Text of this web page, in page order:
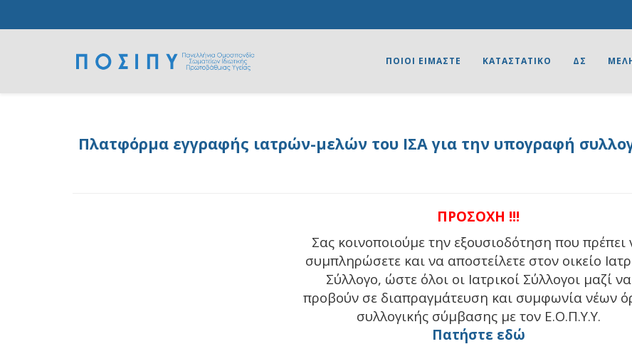
ΠΟΙΟΙ ΕΙΜΑΣΤΕ ΚΑΤΑΣΤΑΤΙΚΟ ΔΣ
Πλατφόρμα εγγραφής ιατρών-μελών του ΙΣΑ για την υπογραφή
ΠΡΟΣΟΧΗ !!!
Σας κοινοποιούμε την εξουσιοδότηση που πρέπει
συμπληρώσετε και να αποστείλετε στον οικείο
Σύλλογο, ώστε όλοι οι Ιατρικοί Σύλλογοι μαζί να
προβούν σε διαπραγμάτευση και συμφωνία νέων
συλλογικής σύμβασης με τον Ε.Ο.Π.Υ.Υ.
Πατήστε εδώ